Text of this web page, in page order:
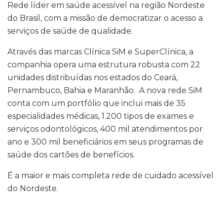
Rede líder em saúde acessível na região Nordeste
do Brasil, com a missão de democratizar o acesso a
serviços de saúde de qualidade.
Através das marcas Clínica SiM e SuperClínica, a
companhia opera uma estrutura robusta com 22
unidades distribuídas nos estados do Ceará,
Pernambuco, Bahia e Maranhão. A nova rede SiM
conta com um portfólio que inclui mais de 35
especialidades médicas, 1.200 tipos de exames e
serviços odontológicos, 400 mil atendimentos por
ano e 300 mil beneficiários em seus programas de
saúde dos cartões de benefícios.
É a maior e mais completa rede de cuidado acessível
do Nordeste.